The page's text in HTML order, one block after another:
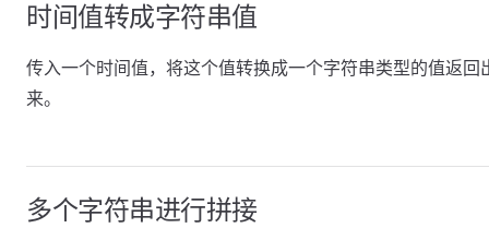
时间值转成字符串值
传入一个时间值，将这个值转换成一个字符串类型的值返回
来。
多个字符串进行拼接